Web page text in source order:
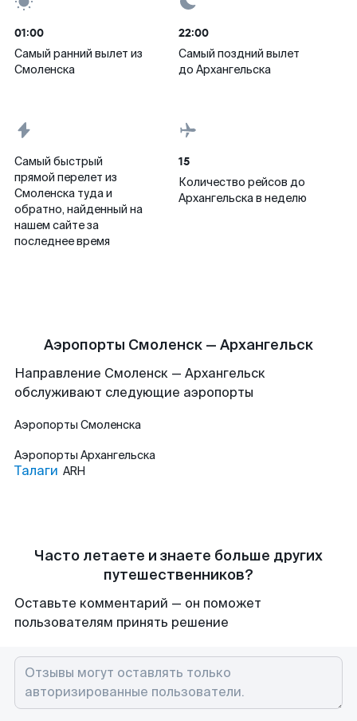
01:00
Самый ранний вылет из
Смоленска
22:00
Самый поздний вылет
до Архангельска
Самый быстрый
прямой перелет из
Смоленска туда и
обратно, найденный на
нашем сайте за
последнее время
15
Количество рейсов до
Архангельска в неделю
Аэропорты Смоленск — Архангельск
Направление Смоленск — Архангельск
обслуживают следующие аэропорты
Аэропорты Смоленска
Аэропорты Архангельска
Талаги ARH
Часто летаете и знаете больше других
путешественников?
Оставьте комментарий — он поможет
пользователям принять решение